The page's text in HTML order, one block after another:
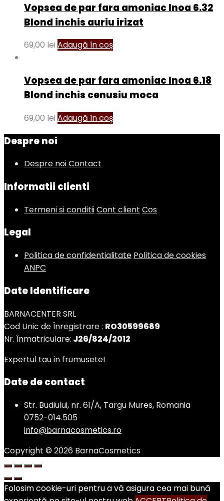
Vopsea de par fara amoniac Inoa 6.32
Blond inchis auriu irizat
69,00 lei Adaugă în coș
Vopsea de par fara amoniac Inoa 6.18
Blond inchis cenusiu moca
69,00 lei Adaugă în coș
Despre noi
Despre noiContact
Informatii clienti
Termeni si conditiiCont client Cos
Legal
Politica de confidentialitate Politica de cookies
ANPC
Date Identificare
BARNACENTER SRL
Cod Unic de Înregistrare : RO30599689
Nr. Înmatriculare: J26/824/2012
Expertul tau in frumusete!
Date de contact
Str. Budiului, nr. 61/A, Targu Mures, Romania
0752-014.505
info@barnacosmetics.ro
Copyright © 2026 BarnaCosmetics
Folosim cookie-uri pentru a vă asigura cea mai bună